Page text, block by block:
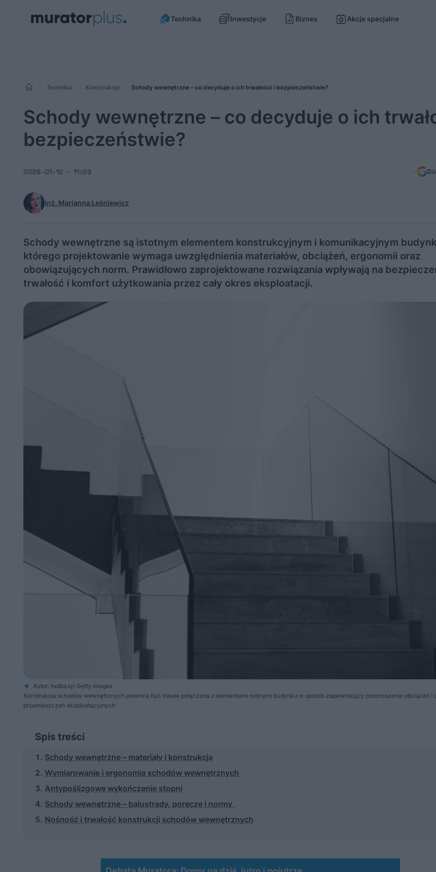
Technika Inwestycje Biznes Akcje specjalne
Technika Konstrukcje Schody wewnętrzne – co decyduje o ich trwałości i bezpieczeństwie?
Schody wewnętrzne – co decyduje o ich
bezpieczeństwie?
inż. Marianna Leśniewicz
2026-01-12 11:09
Schody wewnętrzne są istotnym elementem konstrukcyjnym i komunikacyjnym
którego projektowanie wymaga uwzględnienia materiałów, obciążeń, ergonomii oraz
obowiązujących norm. Prawidłowo zaprojektowane rozwiązania wpływają na
trwałość i komfort użytkowania przez cały okres eksploatacji.
Autor: hxdbzxy/ Getty Images
Konstrukcja schodów wewnętrznych powinna być trwale połączona z elementami nośnymi budynku w sposób zapewniający przenoszenie obciążeń i
przemieszczeń eksploatacyjnych
Spis treści
Schody wewnętrzne – materiały i konstrukcja
Wymiarowanie i ergonomia schodów wewnętrznych
Antypoślizgowe wykończenie stopni
Schody wewnętrzne – balustrady, poręcze i normy
Nośność i trwałość konstrukcji schodów wewnętrznych